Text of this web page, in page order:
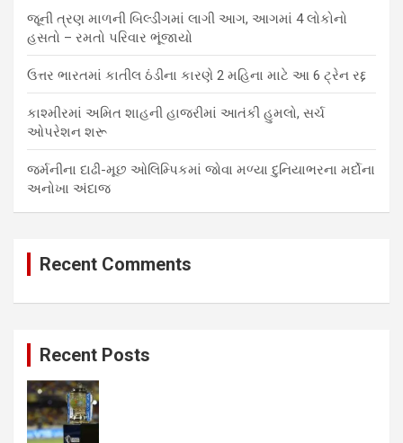
જૂની ત્રણ માળની બિલ્ડીંગમાં લાગી આગ, આગમાં 4 લોકોનો
હસતો – રમતો પરિવાર ભૂંજાયો
ઉત્તર ભારતમાં કાતીલ ઠંડીના કારણે 2 મહિના માટે આ 6 ટ્રેન રદ્દ
કાશ્મીરમાં અમિત શાહની હાજરીમાં આતંકી હુમલો, સર્ચ
ઓપરેશન શરૂ
જર્મનીના દાઢી-મૂછ ઓલિમ્પિકમાં જોવા મળ્યા દુનિયાભરના મર્દોના
અનોખા અંદાજ
Recent Comments
Recent Posts